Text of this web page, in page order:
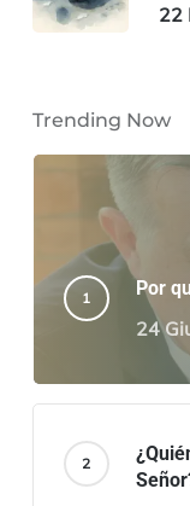
22
Trending Now
Por
24